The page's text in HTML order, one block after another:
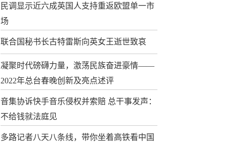
民调显示近六成英国人支持重返欧盟单一市
场
联合国秘书长古特雷斯向英女王逝世致哀
凝聚时代磅礴力量，激荡民族奋进豪情——
2022年总台春晚创新及亮点述评
音集协诉快手音乐侵权并索赔 总干事发声：
不给钱就法庭见
多路记者八天八条线，带你坐着高铁看中国